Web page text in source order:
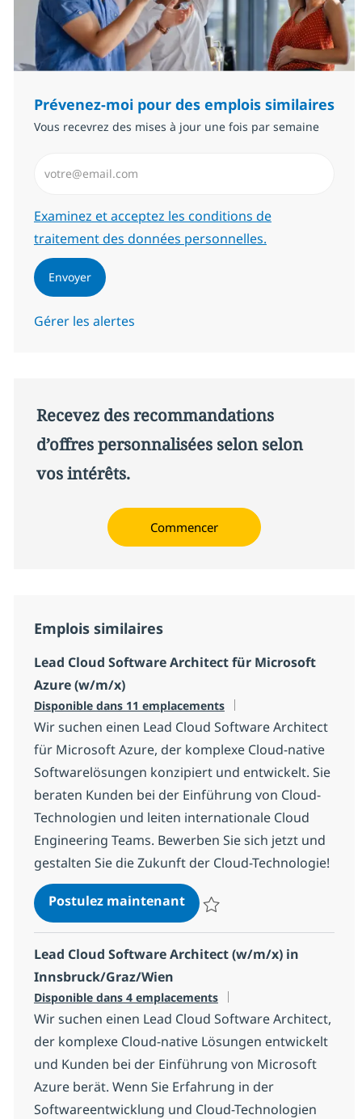
Prévenez-moi pour des emplois similaires
Vous recevrez des mises à jour une fois par semaine
Required
Examinez et acceptez les conditions de
traitement des données personnelles.
Envoyer
Gérer les alertes
Recevez des recommandations
d’offres personnalisées selon selon
vos intérêts.
Commencer
Emplois similaires
Lead Cloud Software Architect für Microsoft
Azure (w/m/x)
Disponible dans 11 emplacements
Wir suchen einen Lead Cloud Software Architect
für Microsoft Azure, der komplexe Cloud-native
Softwarelösungen konzipiert und entwickelt. Sie
beraten Kunden bei der Einführung von Cloud-
Technologien und leiten internationale Cloud
Engineering Teams. Bewerben Sie sich jetzt und
gestalten Sie die Zukunft der Cloud-Technologie!
Postulez maintenantLead Cloud Software
Lead Cloud Software Architect (w/m/x) in
Innsbruck/Graz/Wien
Disponible dans 4 emplacements
Wir suchen einen Lead Cloud Software Architect,
der komplexe Cloud-native Lösungen entwickelt
und Kunden bei der Einführung von Microsoft
Azure berät. Wenn Sie Erfahrung in der
Softwareentwicklung und Cloud-Technologien